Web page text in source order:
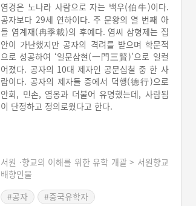
염경은 노나라 사람으로 자는 백우(伯牛)이다.
공자보다 29세 연하이다. 주 문왕의 열 번째 아
들 염계재(冉季載)의 후예다. 염씨 삼형제는 집
안이 가난했지만 공자의 격려를 받으며 학문적
으로 성공하여 ‘일문삼현(一門三賢)’으로 일컬
어졌다. 공자의 10대 제자인 공문십철 중 한 사
람이다. 공자의 제자들 중에서 덕행(德行)으로
안회, 민손, 염옹과 더불어 유명했는데, 사람됨
이 단정하고 정의로웠다고 한다.
서원 ·향교의 이해를 위한 유학 개괄 > 서원향교
배향인물
#공자
#중국유학자